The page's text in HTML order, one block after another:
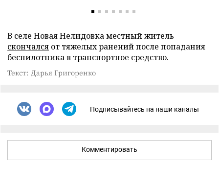
В селе Новая Нелидовка местный житель
скончался от тяжелых ранений после попадания
беспилотника в транспортное средство.
Текст: Дарья Григоренко
Подписывайтесь на наши каналы
Комментировать